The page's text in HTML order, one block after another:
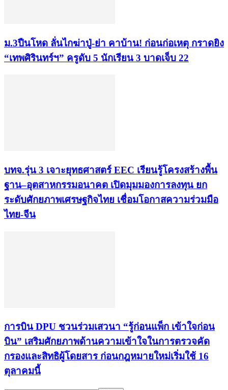
ม.3ปืนโหด ลั่นไกฆ่าปู่-ย่า คาบ้าน! ก่อนก่อเหตุ กราดยิง
“เทพศิรินทร์ฯ” ครูดับ 5 นักเรียน 3 บาดเจ็บ 22
บทจ.รุ่น 3 เจาะยุทธศาสตร์ EEC เรียนรู้โครงสร้างพื้น
ฐาน–อุตสาหกรรมอนาคต เปิดมุมมองการลงทุน ยก
ระดับศักยภาพเศรษฐกิจไทย เชื่อมโอกาสความร่วมมือ
ไทย-จีน
การบิน DPU ชวนร่วมเสวนา “รู้ก่อนแพ็ก เข้าใจก่อน
บิน” เสริมศักยภาพด้านความเข้าใจในการตรวจคัด
กรองและสิทธิผู้โดยสาร ก่อนกฎหมายใหม่เริ่มใช้ 16
ตุลาคมนี้